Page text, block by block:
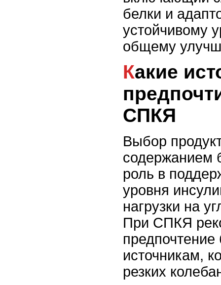
белки и
устойчивому
общему
Какие источники белка
СПКЯ
Выбор
содержанием
роль в
уровня
нагрузки на
При СПКЯ
источникам,
резких